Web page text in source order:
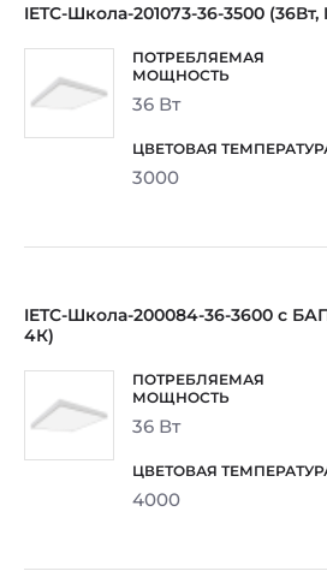
IETC-Школа-201073-36-3500
36 Вт
3000
IETC-Школа-200084-36-3600 с
4К)
36 Вт
4000